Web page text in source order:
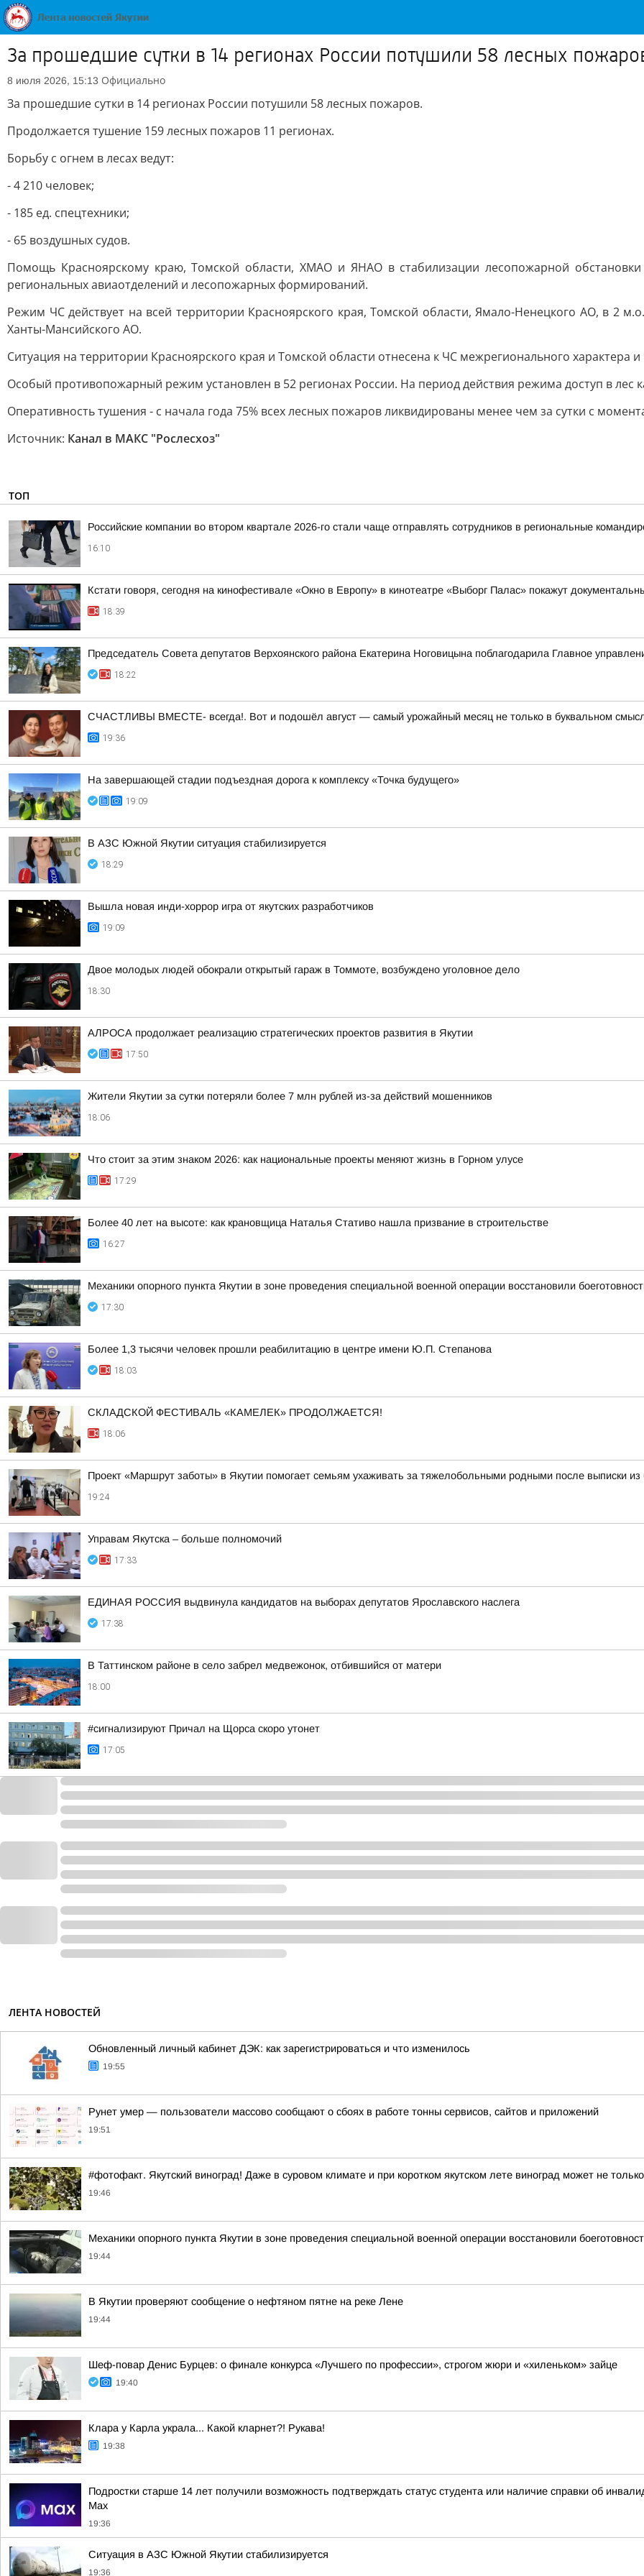
За прошедшие сутки в 14 регионах России потушили 58 лесных
8 июля 2026, 15:13 Официально
За прошедшие сутки в 14 регионах России потушили 58 лесных пожаров.
Продолжается тушение 159 лесных пожаров 11 регионах.
Борьбу с огнем в лесах ведут:
- 4 210 человек;
- 185 ед. спецтехники;
- 65 воздушных судов.
Помощь Красноярскому краю, Томской области, ХМАО и ЯНАО в стабилизации лесопожарной обстановки
региональных авиаотделений и лесопожарных формирований.
Режим ЧС действует на всей территории Красноярского края, Томской области, Ямало-Ненецкого АО, в 2
Ханты-Мансийского АО.
Ситуация на территории Красноярского края и Томской области отнесена к ЧС межрегионального характера
Особый противопожарный режим установлен в 52 регионах России. На период действия режима доступ в лес
Оперативность тушения - с начала года 75% всех лесных пожаров ликвидированы менее чем за сутки с
Источник: Канал в МАКС "Рослесхоз"
ТОП
Российские компании во втором квартале 2026-го стали чаще отправлять сотрудников в региональные
16:10
Кстати говоря, сегодня на кинофестивале «Окно в Европу» в кинотеатре «Выборг Палас» покажут
18:39
Председатель Совета депутатов Верхоянского района Екатерина Ноговицына поблагодарила Главное
18:22
СЧАСТЛИВЫ ВМЕСТЕ- всегда!. Вот и подошёл август — самый урожайный месяц не только в буквальном
19:36
На завершающей стадии подъездная дорога к комплексу «Точка будущего»
19:09
В АЗС Южной Якутии ситуация стабилизируется
18:29
Вышла новая инди-хоррор игра от якутских разработчиков
19:09
Двое молодых людей обокрали открытый гараж в Томмоте, возбуждено уголовное дело
18:30
АЛРОСА продолжает реализацию стратегических проектов развития в Якутии
17:50
Жители Якутии за сутки потеряли более 7 млн рублей из-за действий мошенников
18:06
Что стоит за этим знаком 2026: как национальные проекты меняют жизнь в Горном улусе
17:29
Более 40 лет на высоте: как крановщица Наталья Стативо нашла призвание в строительстве
16:27
Механики опорного пункта Якутии в зоне проведения специальной военной операции восстановили
17:30
Более 1,3 тысячи человек прошли реабилитацию в центре имени Ю.П. Степанова
18:03
СКЛАДСКОЙ ФЕСТИВАЛЬ «КАМЕЛЕК» ПРОДОЛЖАЕТСЯ!
18:06
Проект «Маршрут заботы» в Якутии помогает семьям ухаживать за тяжелобольными родными после выписки
19:24
Управам Якутска – больше полномочий
17:33
ЕДИНАЯ РОССИЯ выдвинула кандидатов на выборах депутатов Ярославского наслега
17:38
В Таттинском районе в село забрел медвежонок, отбившийся от матери
18:00
#сигнализируют Причал на Щорса скоро утонет
17:05
ЛЕНТА НОВОСТЕЙ
Обновленный личный кабинет ДЭК: как зарегистрироваться и что изменилось
19:55
Рунет умер — пользователи массово сообщают о сбоях в работе тонны сервисов, сайтов и приложений
19:51
#фотофакт. Якутский виноград! Даже в суровом климате и при коротком якутском лете виноград может не
19:46
Механики опорного пункта Якутии в зоне проведения специальной военной операции восстановили
19:44
В Якутии проверяют сообщение о нефтяном пятне на реке Лене
19:44
Шеф-повар Денис Бурцев: о финале конкурса «Лучшего по профессии», строгом жюри и «хиленьком» зайце
19:40
Клара у Карла украла... Какой кларнет?! Рукава!
19:38
Подростки старше 14 лет получили возможность подтверждать статус студента или наличие справки об
Мах
19:36
Ситуация в АЗС Южной Якутии стабилизируется
19:36